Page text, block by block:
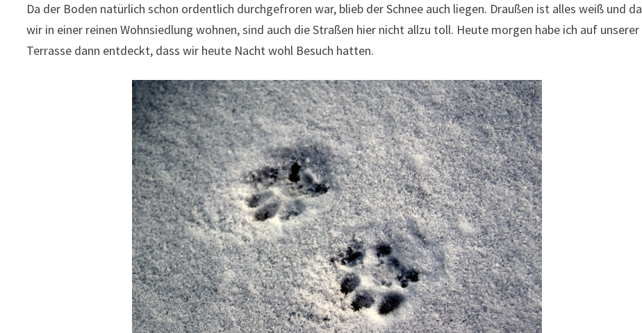
Da der Boden natürlich schon ordentlich durchgefroren war, blieb der Schnee auch liegen. Draußen ist alles weiß und da
wir in einer reinen Wohnsiedlung wohnen, sind auch die Straßen hier nicht allzu toll. Heute morgen habe ich auf unserer
Terrasse dann entdeckt, dass wir heute Nacht wohl Besuch hatten.